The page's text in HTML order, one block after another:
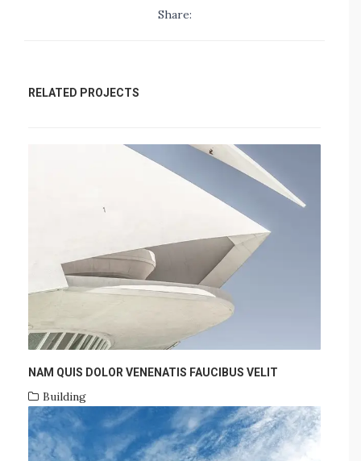
Share:
RELATED PROJECTS
NAM QUIS DOLOR VENENATIS FAUCIBUS VELIT
Building